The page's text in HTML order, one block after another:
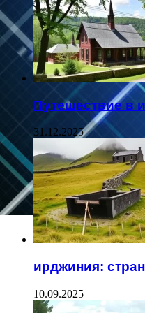
Путешествие в
31.12.2025
ирджиния:
10.09.2025